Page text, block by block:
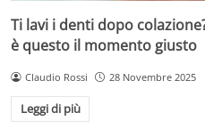
Ti lavi i denti dopo
è questo il momento giusto
Claudio Rossi 28 Novembre 2025
Leggi di più